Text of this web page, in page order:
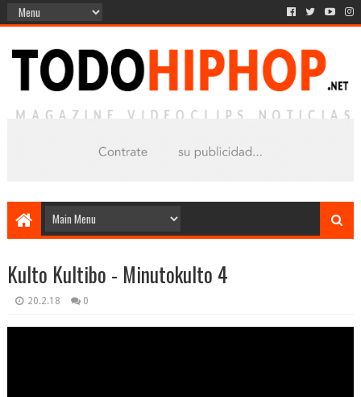
Kulto Kultibo - Minutokulto 4
20.2.18 0